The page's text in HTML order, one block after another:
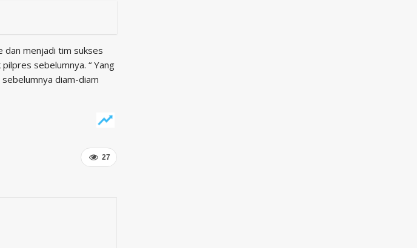
dan menjadi tim sukses
sebelumnya. “ Yang
diam-diam
27